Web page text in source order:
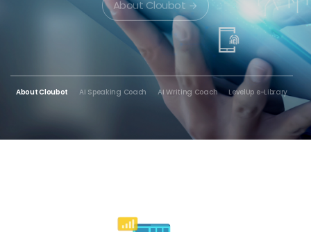
About Cloubot AI Speaking Coach AI Writing Coach LevelUp e-Library